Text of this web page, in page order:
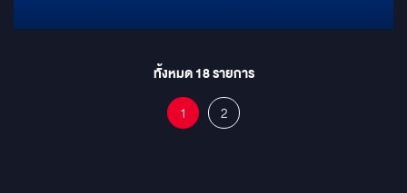
มาเพื่อรถรุ่นนี้โดยเฉพาะ! ทำไมต้องมาที่ Mirage Audio? Bass Up
ดึงเวทีเสียงเบสมาอยู่ตรงหน้าคุณ ให้เสียงที่แน่น คมชัด และมีมิติที่สุด!
Keep It Original: ใช้ร่วมกับลำโพงเดิมของรถได้ทันที ไม่ต้องรื้อระบบให้
วุ่นวาย แต่ได้คุณภาพเสียงที่พุ่งทะยานกว่าเดิม Customized Design: เรา
ทำ "แผงครอบซับ" ให้ใหม่แบบงานเนี๊ยบ! สวยงาม กลมกลืนไปกับดีไซน์
ภายในรถ เหมือนออกมาจากโรงงาน เลือกพลังเบสในแบบที่คุณชอบ! เรา
ทั้งหมด18รายการ
1 2